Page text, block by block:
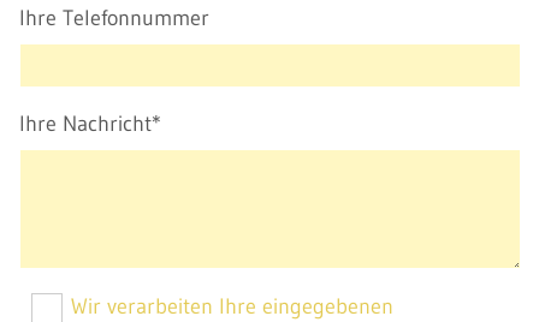
Ihre Telefonnummer
Ihre Nachricht*
Wir verarbeiten Ihre eingegebenen